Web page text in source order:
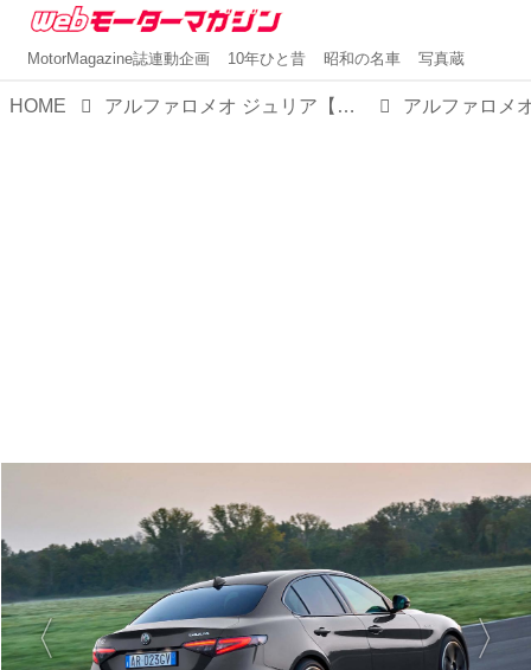
MotorMagazine誌連動企画 10年ひと昔 昭和の名車 写真蔵
HOME アルファロメオ ジュリア【1分で読める輸入車解説／2025年最新版】 アルファロメ